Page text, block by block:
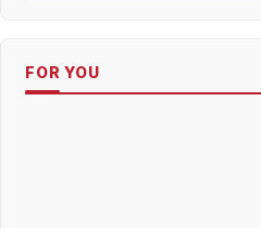
FOR YOU